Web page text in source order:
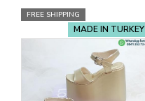
FREE SHIPPING
MADE IN TURKEY